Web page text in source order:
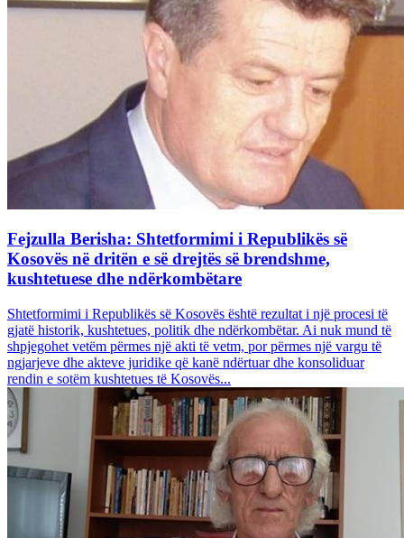
Fejzulla Berisha: Shtetformimi i Republikës së
Kosovës në dritën e së drejtës së brendshme,
kushtetuese dhe ndërkombëtare
Shtetformimi i Republikës së Kosovës është rezultat i një procesi të
gjatë historik, kushtetues, politik dhe ndërkombëtar. Ai nuk mund të
shpjegohet vetëm përmes një akti të vetm, por përmes një vargu të
ngjarjeve dhe akteve juridike që kanë ndërtuar dhe konsoliduar
rendin e sotëm kushtetues të Kosovës...